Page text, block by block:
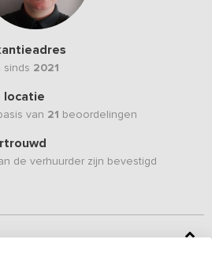
sinds 2021
locatie
van 21 beoordelingen
de verhuurder zijn bevestigd